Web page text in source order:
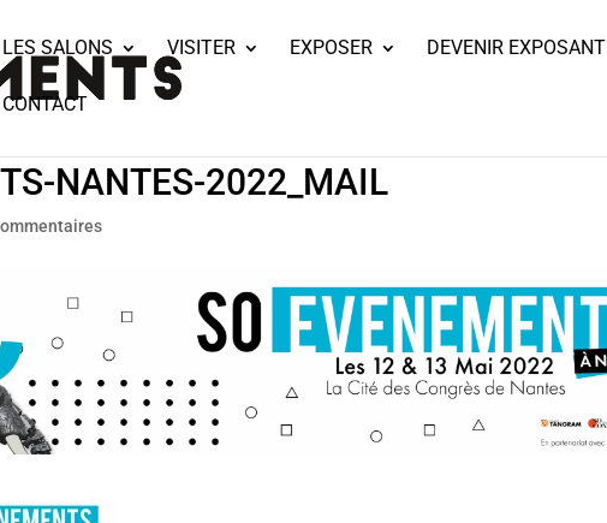
LES SALONS VISITER EXPOSER DEVENIR EXPOSANT
CONTACT
NANTES-2022_MAIL